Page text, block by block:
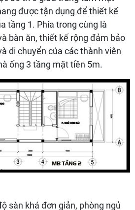
được tận dụng để thiết kế
tầng 1. Phía trong cùng là
bàn ăn, thiết kế rộng đảm bảo
di chuyển của các thành viên
ống 3 tầng mặt tiền 5m.
sàn khá đơn giản, phòng ngủ